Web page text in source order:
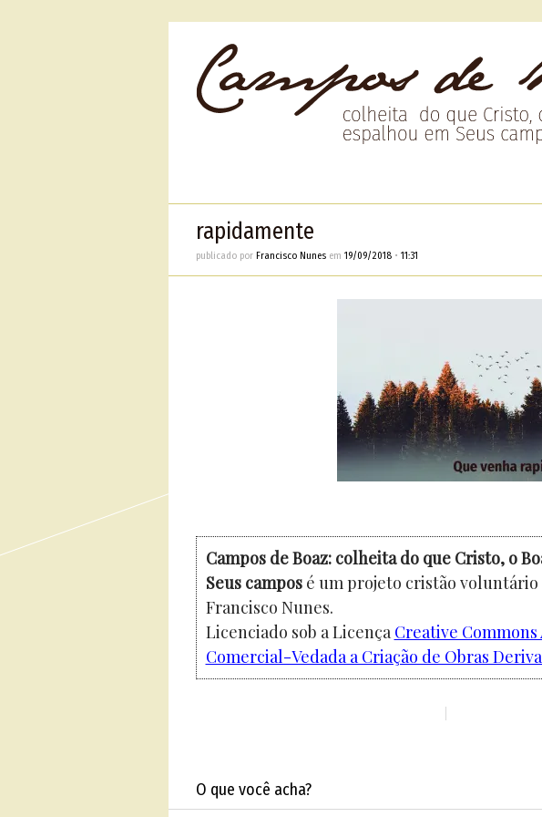
rapidamente
publicado por Francisco Nunesem 19/09/2018• 11:31
Campos de Boaz: colheita do que Cristo, o
Seus camposé um projeto cristão voluntário
Francisco Nunes.
Licenciado sob a Licença Creative
Comercial-Vedada a Criação de Obras
O que você acha?